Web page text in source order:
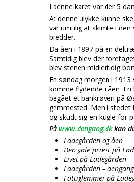
I denne karet var der 5
At denne ulykke kunne
var umulig at skimte i
bredder.
Da åen i 1897 på en
Samtidig blev der
blev stenen midlertidig
En søndag morgen i
komme flydende i åen.
begået et bankrøveri på
gemmested. Men i stedet
og skudt sig en kugle for
På www.dengang.dkkan
Ladegården og åen
Den gale præst på
Livet på Ladegården
Ladegården – dengang
Fattiglemmer på